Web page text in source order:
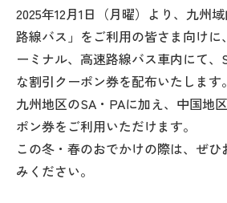
2025年12月1日（月曜）より、九州
路線バス」をご利用の皆さま向けに
ーミナル、高速路線バス車内にて、
な割引クーポン券を配布いたします。
九州地区のSA・PAに加え、中国地
ポン券をご利用いただけます。
この冬・春のおでかけの際は、ぜひ
みください。